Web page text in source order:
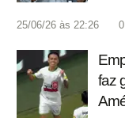
25/06/26 às 22:26 0
faz